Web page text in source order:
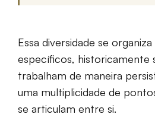
Essa diversidade se
específicos, historicamente
trabalham de maneira
uma multiplicidade de
se articulam entre si.